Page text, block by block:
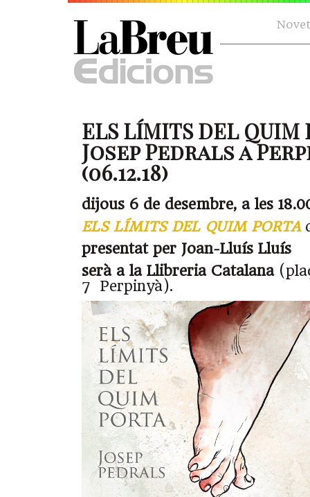
ELS LÍMITS DEL QUIM
Josep Pedrals a
(06.12.18)
dijous 6 de desembre, a les
ELS LÍMITS DEL QUIM PORTA
presentat per Joan-Lluís Lluís
serà a la Llibreria Catalana
7 Perpinyà).